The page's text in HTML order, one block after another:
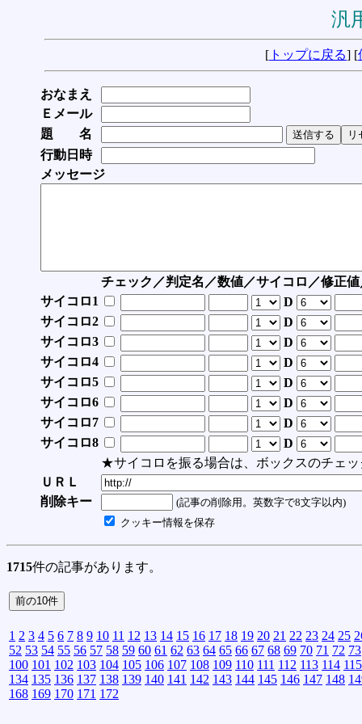
汎
[ トップに戻る] [
おなまえ
Ｅメール
題 名
行動日時
メッセージ
チェック／判定名／数値／サイコロ／修正
サイコロ1
D
サイコロ2
D
サイコロ3
D
サイコロ4
D
サイコロ5
D
サイコロ6
D
サイコロ7
D
サイコロ8
D
★サイコロを振る場合は、ボックスのチェッ
ＵＲＬ
削除キー
(記事の削除用。英数字で8文字以内)
クッキー情報を保存
1715件の記事があります。
1 2 3 4 5 6 7 8 9 10 11 12 13 14 15 16 17 18 19 20 21 22 23 24 25
52 53 54 55 56 57 58 59 60 61 62 63 64 65 66 67 68 69 70 71 72 73
100 101 102 103 104 105 106 107 108 109 110 111 112 113 114 115
134 135 136 137 138 139 140 141 142 143 144 145 146 147 148
168 169 170 171 172